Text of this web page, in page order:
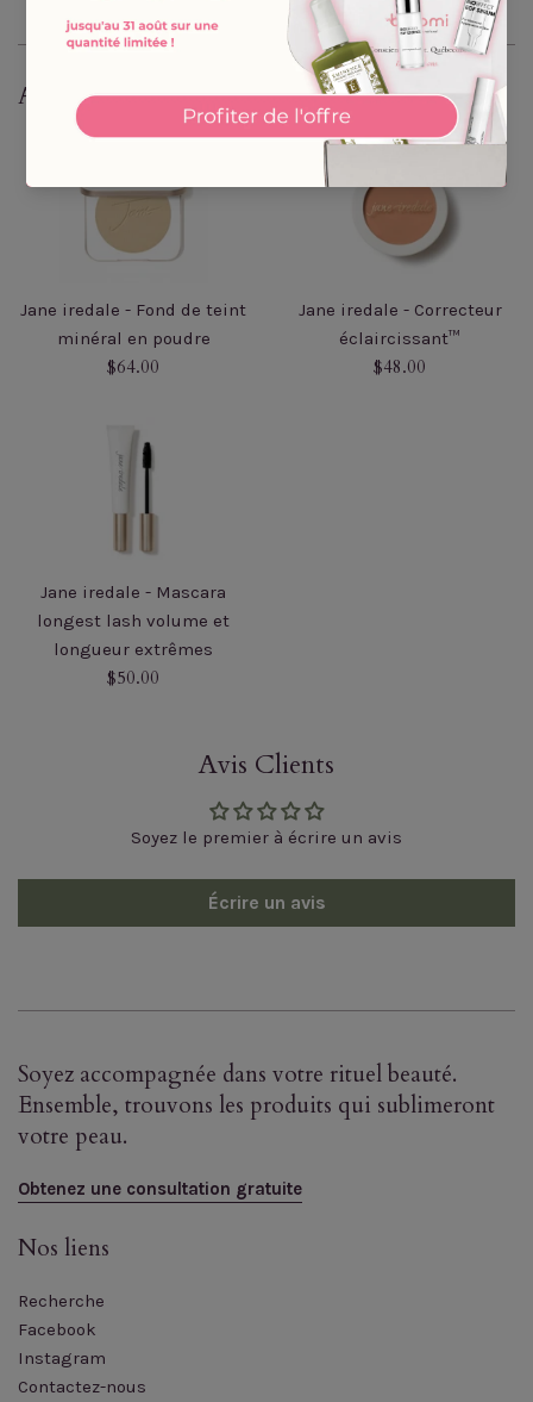
Aussi de cette collection
Jane iredale - Fond de teint
minéral en poudre
Prix
$64.00
Jane iredale - Correcteur
éclaircissant™
Prix
$48.00
Jane iredale - Mascara
longest lash volume et
longueur extrêmes
Prix
$50.00
Avis Clients
Soyez le premier à écrire un avis
Écrire un avis
Soyez accompagnée dans votre rituel beauté.
Ensemble, trouvons les produits qui sublimeront
votre peau.
Obtenez une consultation gratuite
Nos liens
Recherche
Facebook
Instagram
Contactez-nous